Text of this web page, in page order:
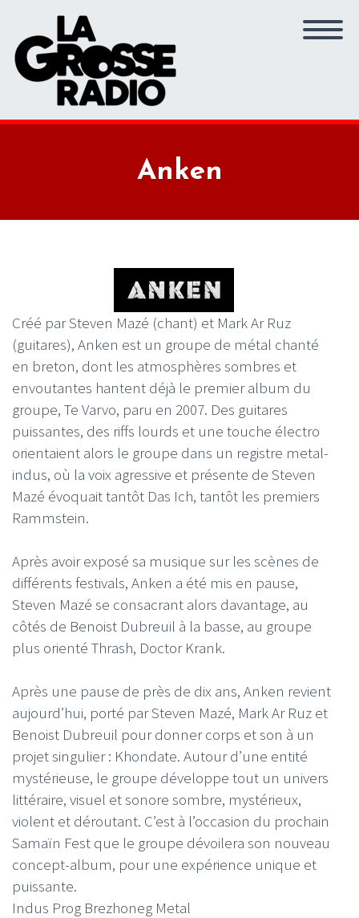
Anken
Créé par Steven Mazé (chant) et Mark Ar Ruz
(guitares), Anken est un groupe de métal chanté
en breton, dont les atmosphères sombres et
envoutantes hantent déjà le premier album du
groupe, Te Varvo, paru en 2007. Des guitares
puissantes, des riffs lourds et une touche électro
orientaient alors le groupe dans un registre metal-
indus, où la voix agressive et présente de Steven
Mazé évoquait tantôt Das Ich, tantôt les premiers
Rammstein.
Après avoir exposé sa musique sur les scènes de
différents festivals, Anken a été mis en pause,
Steven Mazé se consacrant alors davantage, au
côtés de Benoist Dubreuil à la basse, au groupe
plus orienté Thrash, Doctor Krank.
Après une pause de près de dix ans, Anken revient
aujourd’hui, porté par Steven Mazé, Mark Ar Ruz et
Benoist Dubreuil pour donner corps et son à un
projet singulier : Khondate. Autour d’une entité
mystérieuse, le groupe développe tout un univers
littéraire, visuel et sonore sombre, mystérieux,
violent et déroutant. C’est à l’occasion du prochain
Samaïn Fest que le groupe dévoilera son nouveau
concept-album, pour une expérience unique et
puissante.
Indus Prog Brezhoneg Metal